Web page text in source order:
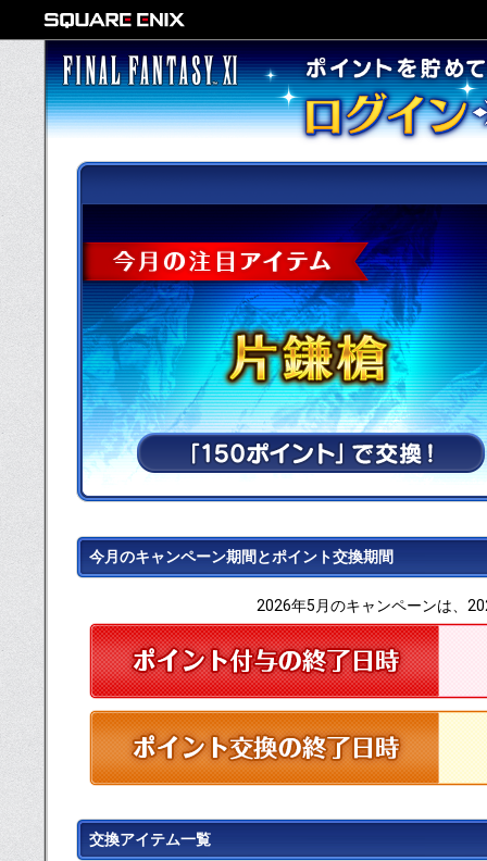
今月のキャンペーン期間とポイント交換期間
2026年5月のキャンペーンは、
交換アイテム一覧